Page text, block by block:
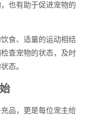
也有助于促进宠物的
食、适量的运动相结
查宠物的状态，及时
态。
品，更是每位宠主给